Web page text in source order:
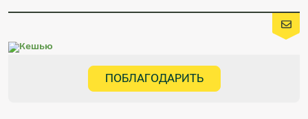
ПОБЛАГОДАРИТЬ